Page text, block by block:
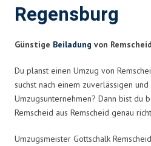
Regensburg
Günstige Beiladung von
Du planst einen Umzug von
suchst nach einem zuverlässigen
Umzugsunternehmen? Dann bist du
Remscheid aus Remscheid genau
Umzugsmeister Gottschalk